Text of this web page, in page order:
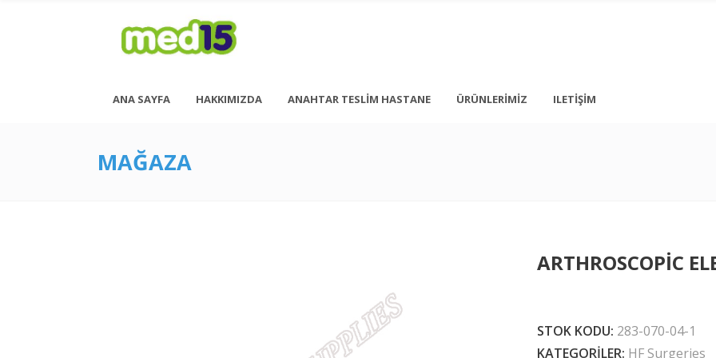
Pazartesi - Cuma 08:00 - 18:00
<div
<h6 style= “font-size: 13px; font-weight: 600; text-transform: none; line-height: 12px; margin-top: 10px; margin-
ANA SAYFA HAKKIMIZDA ANAHTAR TESLIM HASTANE ÜRÜNLERIMIZ ILETIŞIM
MAĞAZA
ARTHROSCOPIC
STOK KODU: 283-070-04-1
KATEGORILER: HF Surgeries